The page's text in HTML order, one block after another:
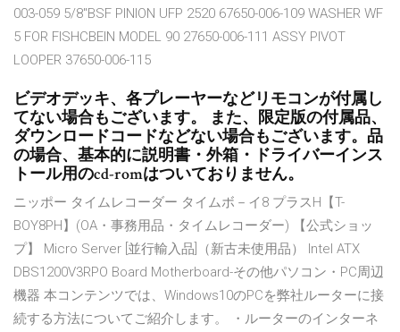
003-059 5/8"BSF PINION UFP 2520 67650-006-109 WASHER WF
5 FOR FISHCBEIN MODEL 90 27650-006-111 ASSY PIVOT
LOOPER 37650-006-115
ビデオデッキ、各プレーヤーなどリモコンが付属し
てない場合もございます。 また、限定版の付属品、
ダウンロードコードなどない場合もございます。品
の場合、基本的に説明書・外箱・ドライバーインス
トール用のcd-romはついておりません。
ニッポー タイムレコーダー タイムボ－イ8 プラスH【T-
BOY8PH】(OA・事務用品・タイムレコーダー) 【公式ショッ
プ】 Micro Server [並行輸入品]（新古未使用品） Intel ATX
DBS1200V3RPO Board Motherboard-その他パソコン・PC周辺
機器 本コンテンツでは、Windows10のPCを弊社ルーターに接
続する方法についてご紹介します。 ・ルーターのインターネ